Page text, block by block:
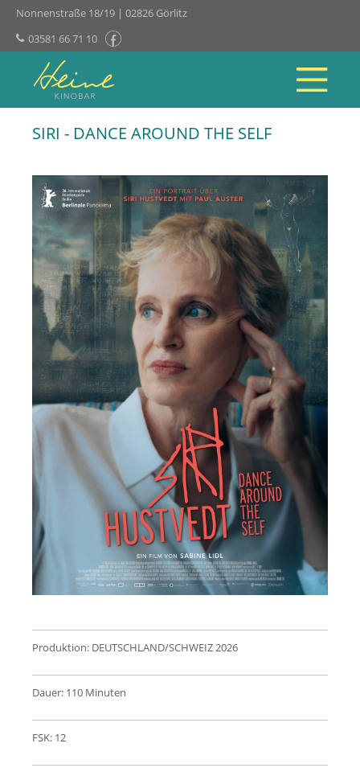
Nonnenstraße 18/19 | 02826 Görlitz
03581 66 71 10
SIRI - DANCE AROUND THE SELF
Produktion: DEUTSCHLAND/SCHWEIZ 2026
Dauer: 110 Minuten
FSK: 12